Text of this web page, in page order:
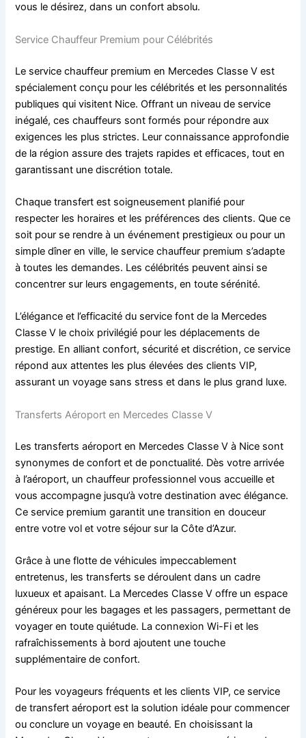
vous le désirez, dans un confort absolu.
Service Chauffeur Premium pour Célébrités
Le service chauffeur premium en Mercedes Classe V est
spécialement conçu pour les célébrités et les personnalités
publiques qui visitent Nice. Offrant un niveau de service
inégalé, ces chauffeurs sont formés pour répondre aux
exigences les plus strictes. Leur connaissance approfondie
de la région assure des trajets rapides et efficaces, tout en
garantissant une discrétion totale.
Chaque transfert est soigneusement planifié pour
respecter les horaires et les préférences des clients. Que ce
soit pour se rendre à un événement prestigieux ou pour un
simple dîner en ville, le service chauffeur premium s’adapte
à toutes les demandes. Les célébrités peuvent ainsi se
concentrer sur leurs engagements, en toute sérénité.
L’élégance et l’efficacité du service font de la Mercedes
Classe V le choix privilégié pour les déplacements de
prestige. En alliant confort, sécurité et discrétion, ce service
répond aux attentes les plus élevées des clients VIP,
assurant un voyage sans stress et dans le plus grand luxe.
Transferts Aéroport en Mercedes Classe V
Les transferts aéroport en Mercedes Classe V à Nice sont
synonymes de confort et de ponctualité. Dès votre arrivée
à l’aéroport, un chauffeur professionnel vous accueille et
vous accompagne jusqu’à votre destination avec élégance.
Ce service premium garantit une transition en douceur
entre votre vol et votre séjour sur la Côte d’Azur.
Grâce à une flotte de véhicules impeccablement
entretenus, les transferts se déroulent dans un cadre
luxueux et apaisant. La Mercedes Classe V offre un espace
généreux pour les bagages et les passagers, permettant de
voyager en toute quiétude. La connexion Wi-Fi et les
rafraîchissements à bord ajoutent une touche
supplémentaire de confort.
Pour les voyageurs fréquents et les clients VIP, ce service
de transfert aéroport est la solution idéale pour commencer
ou conclure un voyage en beauté. En choisissant la